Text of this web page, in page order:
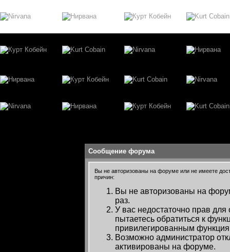
Сообщение форума
Вы не авторизованы на форуме или не имеете
причин:
Вы не авторизованы на
раз.
У вас недостаточно прав
пытаетесь обратиться к
привилегированным
Возможно администратор
активированы на форуме.